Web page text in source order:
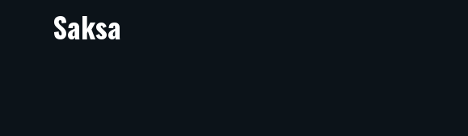
Saksa